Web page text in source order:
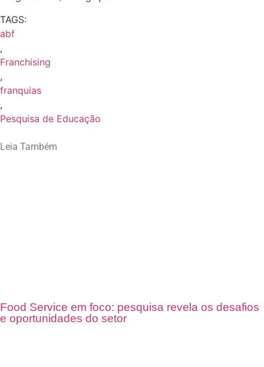
TAGS:
abf
,
Franchising
,
franquias
,
Pesquisa de Educação
Leia Também
Food Service em foco: pesquisa revela os desafios
e oportunidades do setor